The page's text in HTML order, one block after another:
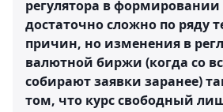
регулятора в формировании
достаточно сложно по ряду
причин, но изменения в
валютной биржи (когда со
собирают заявки заранее)
том, что курс свободный